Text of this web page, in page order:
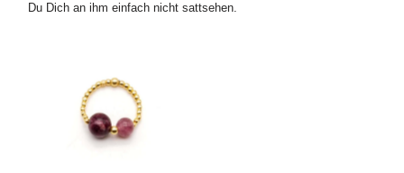
Du Dich an ihm einfach nicht sattsehen.